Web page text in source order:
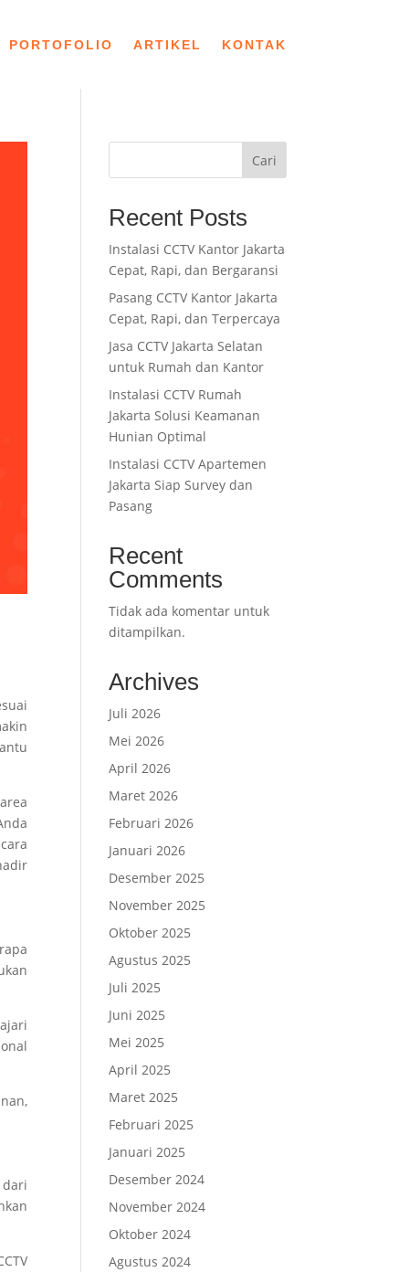
PORTOFOLIO ARTIKEL KONTAK
Cari
Recent Posts
Instalasi CCTV Kantor Jakarta
Cepat, Rapi, dan Bergaransi
Pasang CCTV Kantor Jakarta
Cepat, Rapi, dan Terpercaya
Jasa CCTV Jakarta Selatan
untuk Rumah dan Kantor
Instalasi CCTV Rumah
Jakarta Solusi Keamanan
Hunian Optimal
Instalasi CCTV Apartemen
Jakarta Siap Survey dan
Pasang
Recent
Comments
Tidak ada komentar untuk
ditampilkan.
Archives
Juli 2026
Mei 2026
April 2026
Maret 2026
Februari 2026
Januari 2026
Desember 2025
November 2025
Oktober 2025
Agustus 2025
Juli 2025
Juni 2025
Mei 2025
April 2025
Maret 2025
Februari 2025
Januari 2025
Desember 2024
November 2024
Oktober 2024
Agustus 2024